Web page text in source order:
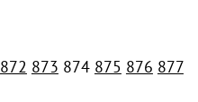
872 873 874 875 876 877